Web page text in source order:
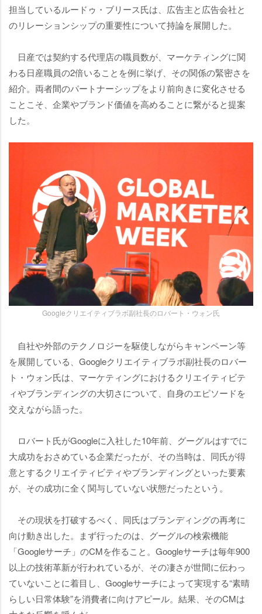
担当しているルードゥ・ブリース氏は、広告主と広告会社と
のリレーションシップの重要性について持論を展開した。
日産では契約する代理店の職員数が、マーケティングに関
わる日産職員の2倍いることを例に挙げ、その関係の緊密さを
紹介。両者間のパートナーシップをより前向きに変化させる
ことこそ、企業やブランド価値を高めることに繋がると提案
した。
Googleクリエイティブラボ副社長のロバート・ウォン氏
自社や外部のテクノロジーを駆使しながらキャンペーン等
を展開している、Googleクリエイティブラボ副社長のロバー
ト・ウォン氏は、マーケティングにおけるクリエイティビテ
ィやブランディングの大切さについて、自身のエピソードを
交えながら語った。
ロバート氏がGoogleに入社した10年前、グーグルはすでに
大成功をおさめている企業だったが、その当時は、同氏が得
意とするクリエイティビティやブランディングといった要素
が、その成功に全く関与していない状態だったという。
その現状を打破するべく、同氏はブランディングの再考に
向け動き出した。まず行ったのは、グーグルの検索機能
「Googleサーチ」のCMを作ること。Googleサーチは毎年900
以上の技術革新が行われているが、その凄さが世間に伝わっ
ていないことに着目し、Googleサーチによって実現する“素晴
らしい日常体験”を消費者に向けアピール。結果、そのCMは